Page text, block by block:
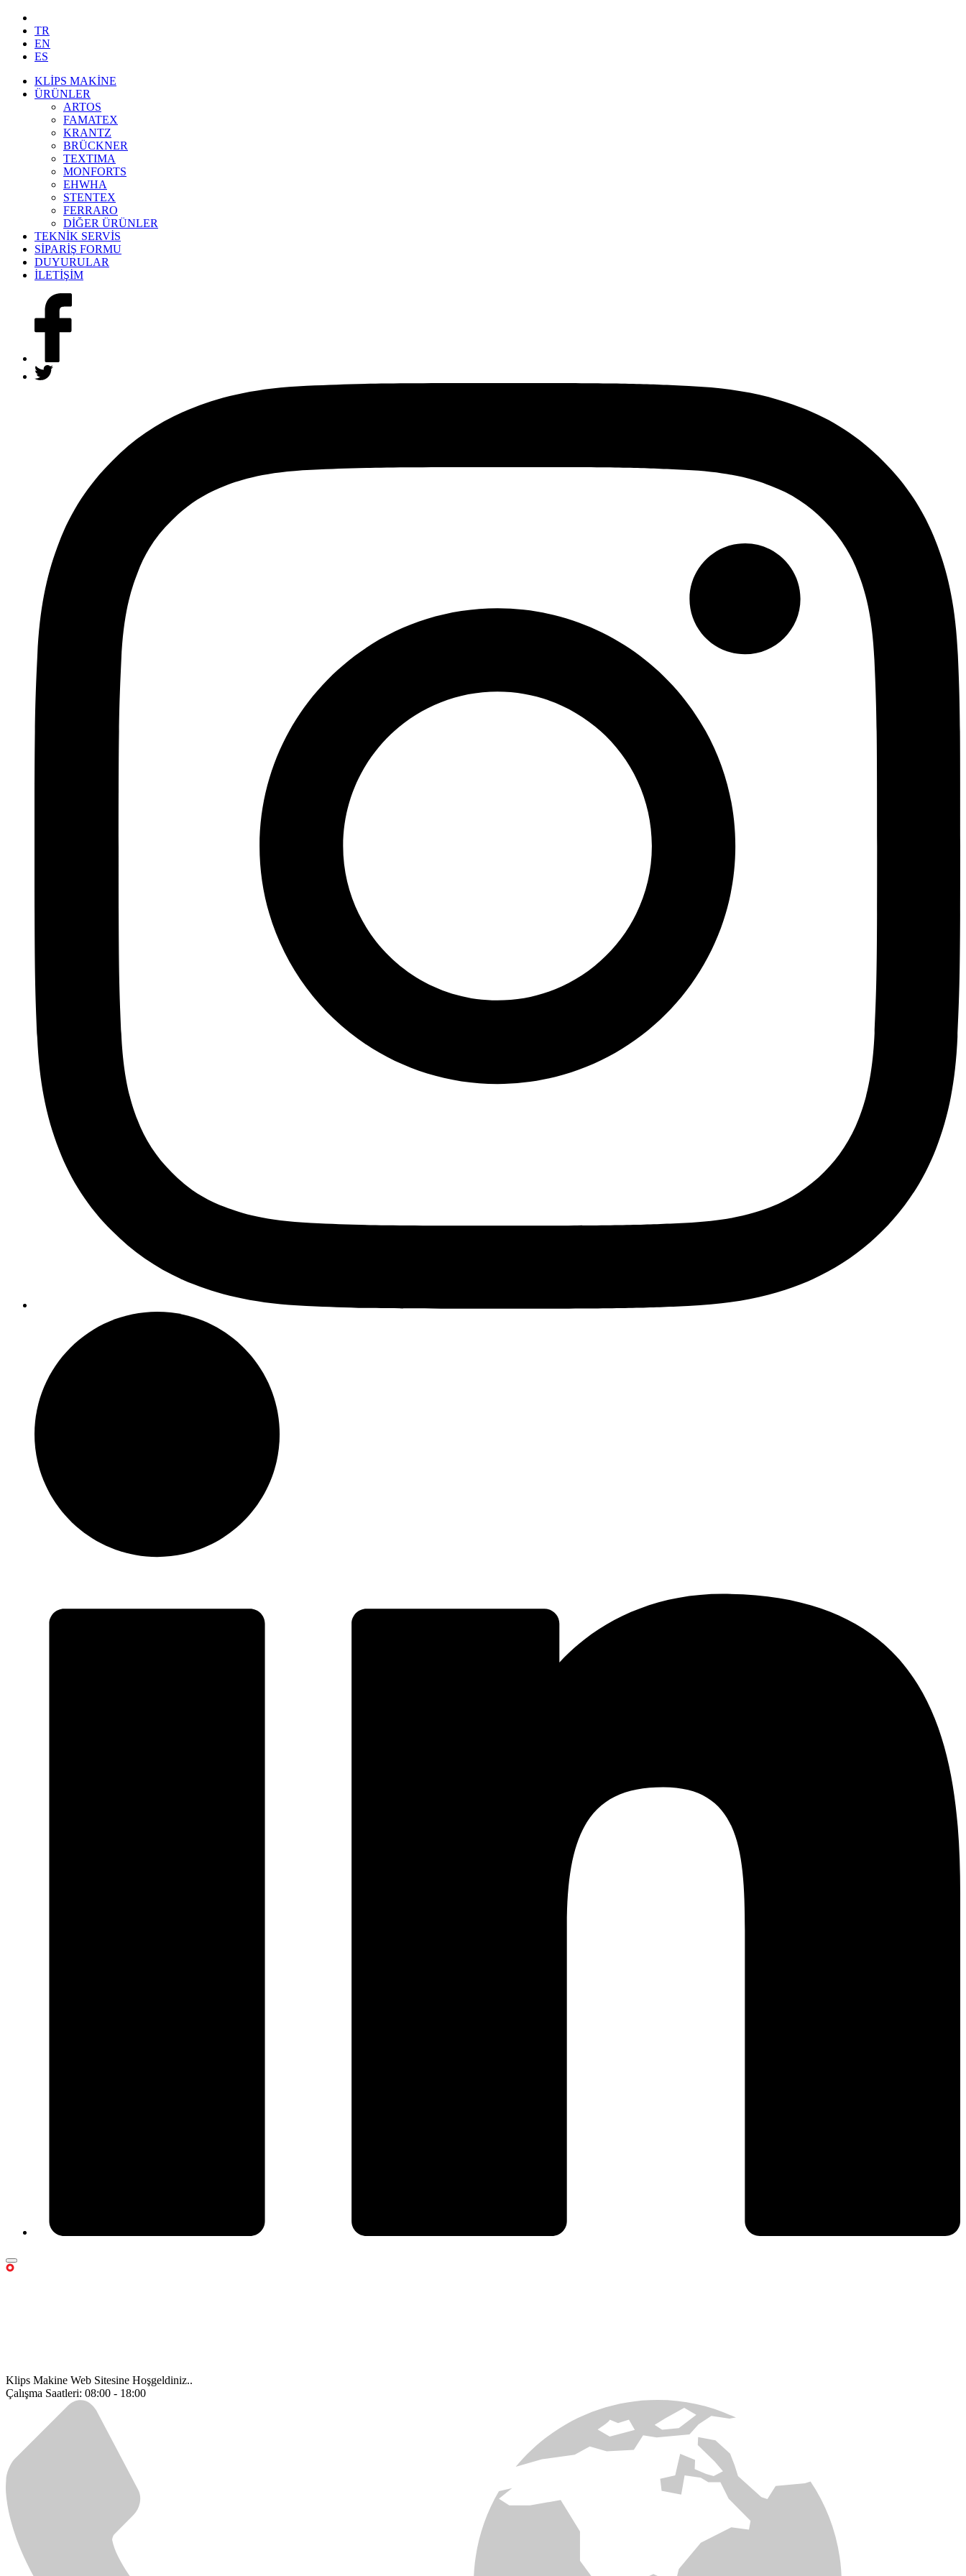
TR
EN
ES
KLİPS MAKİNE
ÜRÜNLER
ARTOS
FAMATEX
KRANTZ
BRÜCKNER
TEXTIMA
MONFORTS
EHWHA
STENTEX
FERRARO
DİĞER ÜRÜNLER
TEKNİK SERVİS
SİPARİŞ FORMU
DUYURULAR
İLETİŞİM
Klips Makine Web Sitesine Hoşgeldiniz..
Çalışma Saatleri: 08:00 - 18:00